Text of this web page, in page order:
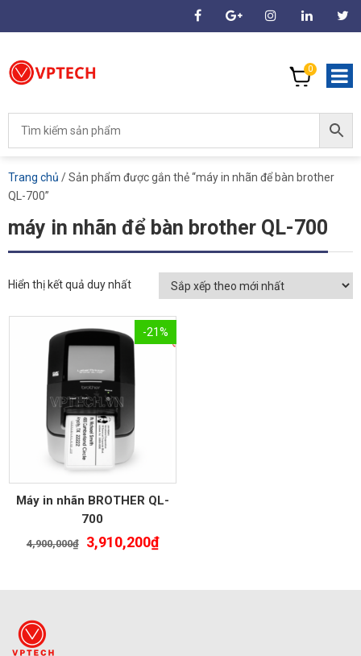
0
Trang chủ / Sản phẩm được gắn thẻ “máy in nhãn để bàn brother
QL-700”
máy in nhãn để bàn brother QL-700
Hiển thị kết quả duy nhất
-21%
Máy in nhãn BROTHER QL-
700
4,900,000₫
Giá
3,910,200₫Giá